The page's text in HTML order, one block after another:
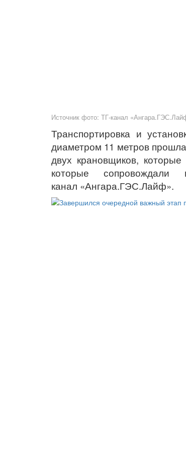
Источник фото: ТГ-канал
Транспортировка и
диаметром 11 метров
двух крановщиков,
которые
канал «Ангара.ГЭС.Лайф».